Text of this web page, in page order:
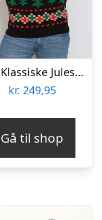
Den Klassiske Julesweater Sort – herre / mænd
kr. 249,95
Gå til shop